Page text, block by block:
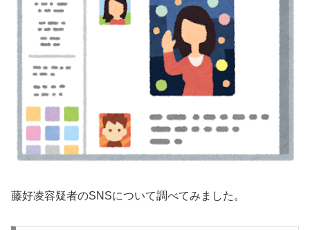
藤好凌容疑者のSNSについて調べてみました。